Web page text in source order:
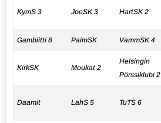
KymS 3 JoeSK 3 HartSK 2
Gambiitti 8 PaimSK VammSK 4
KirkSK Moukat 2
Helsingin
Pörssiklubi 2
Daamit LahS 5 TuTS 6